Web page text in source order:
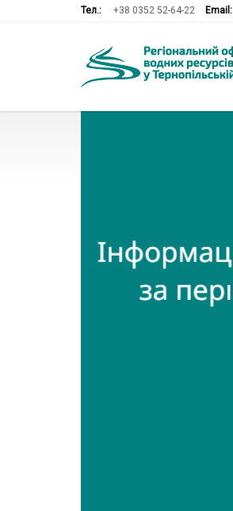
Тел.: +38 0352 52-64-22 Email: